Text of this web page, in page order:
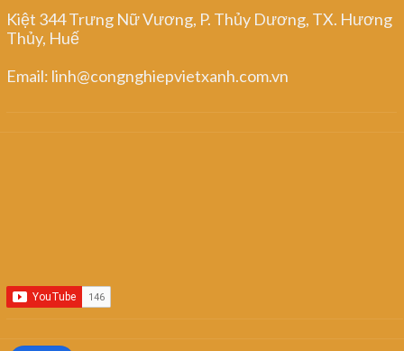
Kiệt 344 Trưng Nữ Vương, P. Thủy Dương, TX. Hương
Thủy, Huế
Email: linh@congnghiepvietxanh.com.vn